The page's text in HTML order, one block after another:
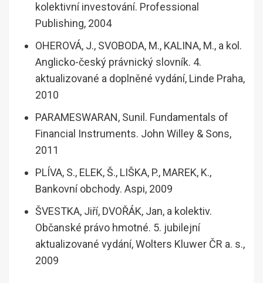
kolektivní investování. Professional
Publishing, 2004
OHEROVÁ, J., SVOBODA, M., KALINA, M., a kol.
Anglicko-český právnický slovník. 4.
aktualizované a doplněné vydání, Linde Praha,
2010
PARAMESWARAN, Sunil. Fundamentals of
Financial Instruments. John Willey & Sons,
2011
PLÍVA, S., ELEK, Š., LIŠKA, P., MAREK, K.,
Bankovní obchody. Aspi, 2009
ŠVESTKA, Jiří, DVOŘÁK, Jan, a kolektiv.
Občanské právo hmotné. 5. jubilejní
aktualizované vydání, Wolters Kluwer ČR a. s.,
2009